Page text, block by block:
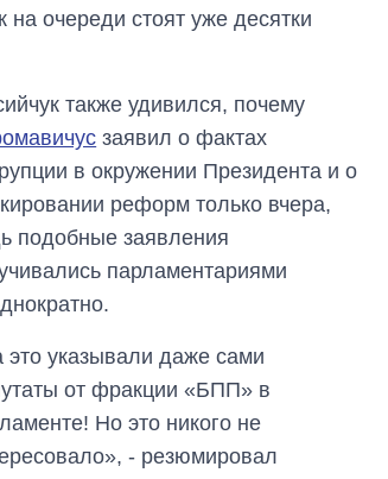
на очереди стоят уже десятки
также удивился, почему
заявил о фактах
в окружении Президента и о
реформ только вчера,
подобные заявления
парламентариями
это указывали даже сами
от фракции «БПП» в
Но это никого не
- резюмировал
От 1 месяца – до 5
лет: кто и как долго
должность